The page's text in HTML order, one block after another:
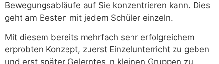
Bewegungsabläufe auf Sie konzentrieren kann. Dies
geht am Besten mit jedem Schüler einzeln.
Mit diesem bereits mehrfach sehr erfolgreichem
erprobten Konzept, zuerst Einzelunterricht zu geben
und erst später Gelerntes in kleinen Gruppen zu